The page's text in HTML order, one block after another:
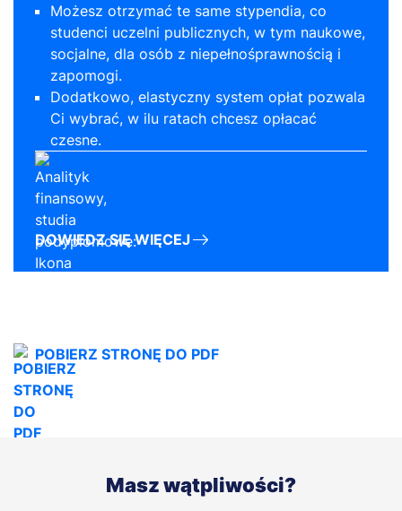
Możesz otrzymać te same stypendia, co
studenci uczelni publicznych, w tym naukowe,
socjalne, dla osób z niepełnośprawnością i
zapomogi.
Dodatkowo, elastyczny system opłat pozwala
Ci wybrać, w ilu ratach chcesz opłacać
czesne.
DOWIEDZ SIĘ WIĘCEJ
POBIERZ STRONĘ DO PDF
Masz wątpliwości?